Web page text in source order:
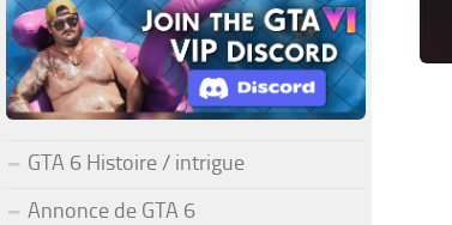
GTA 6 Histoire / intrigue
Annonce de GTA 6